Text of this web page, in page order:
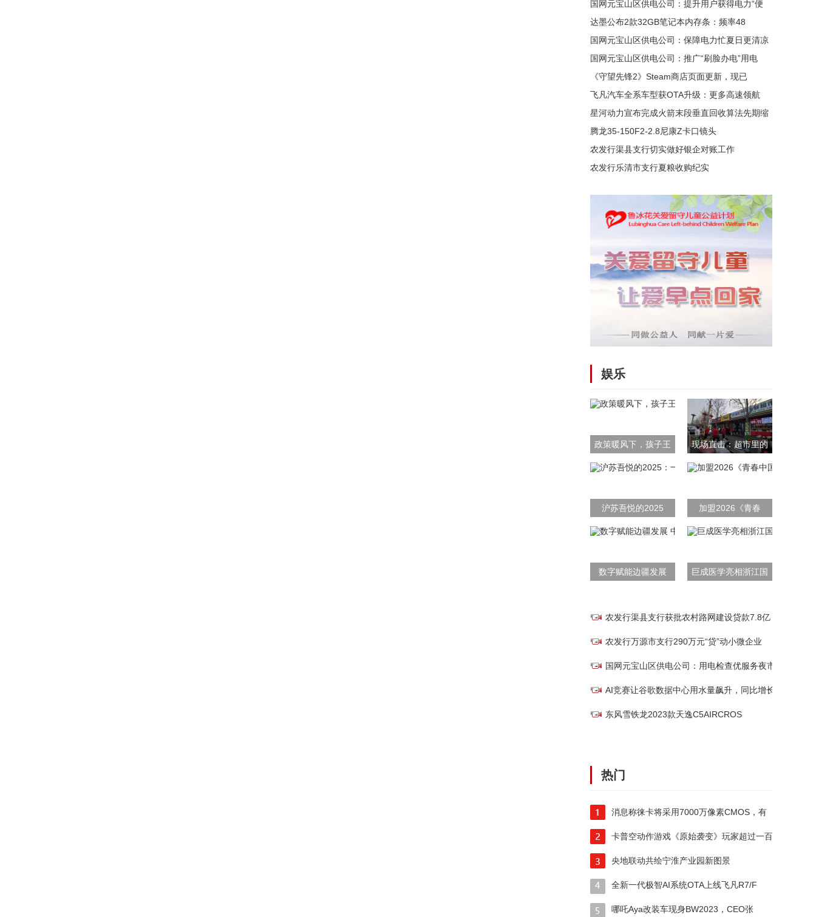
国网元宝山区供电公司：提升用户获得电力“便
达墨公布2款32GB笔记本内存条：频率48
国网元宝山区供电公司：保障电力忙夏日更清凉
国网元宝山区供电公司：推广“刷脸办电”用电
《守望先锋2》Steam商店页面更新，现已
飞凡汽车全系车型获OTA升级：更多高速领航
星河动力宣布完成火箭末段垂直回收算法先期缩
腾龙35-150F2-2.8尼康Z卡口镜头
农发行渠县支行切实做好银企对账工作
农发行乐清市支行夏粮收购纪实
娱乐
政策暖风下，孩子王 现场直击：超市里的
沪苏吾悦的2025 加盟2026《青春
数字赋能边疆发展 巨成医学亮相浙江国
农发行渠县支行获批农村路网建设贷款7.8亿
农发行万源市支行290万元“贷”动小微企业
国网元宝山区供电公司：用电检查优服务夜市经
AI竞赛让谷歌数据中心用水量飙升，同比增长
东风雪铁龙2023款天逸C5AIRCROS
热门
消息称徕卡将采用7000万像素CMOS，有
卡普空动作游戏《原始袭变》玩家超过一百万人
央地联动共绘宁淮产业园新图景
全新一代极智AI系统OTA上线飞凡R7/F
哪吒Aya改装车现身BW2023，CEO张